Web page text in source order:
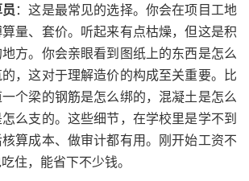
：这是最常见的选择。你会在项目工地
量、套价。听起来有点枯燥，但这是积
方。你会亲眼看到图纸上的东西是怎么
，这对于理解造价的构成至关重要。比
个梁的钢筋是怎么绑的，混凝土是怎么
么支的。这些细节，在学校里是学不到
算成本、做审计都有用。刚开始工资不
住，能省下不少钱。